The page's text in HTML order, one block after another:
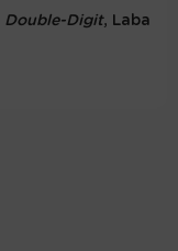
Double-Digit, Laba